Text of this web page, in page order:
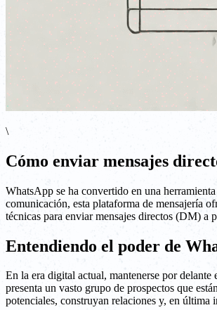
\
Cómo enviar mensajes
WhatsApp se ha convertido en una
comunicación, esta plataforma de mensajería
técnicas para enviar mensajes directos (DM) a
Entendiendo el poder de
En la era digital actual, mantenerse por
presenta un vasto grupo de prospectos que
potenciales, construyan relaciones y, en última